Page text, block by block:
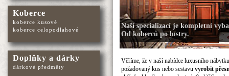
Naší specializací je kompletní
Od koberců po lustry.
Věříme, že v naší nabídce luxusního
požadovaný kus nebo sestavu vyrobit
Koberce
koberce kusové
koberce celopodlahové
Doplňky a dárky
dárkové předměty